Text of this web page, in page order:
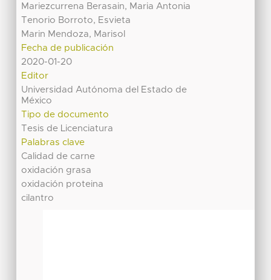
Mariezcurrena Berasain, Maria Antonia
Tenorio Borroto, Esvieta
Marin Mendoza, Marisol
Fecha de publicación
2020-01-20
Editor
Universidad Autónoma del Estado de
México
Tipo de documento
Tesis de Licenciatura
Palabras clave
Calidad de carne
oxidación grasa
oxidación proteina
cilantro